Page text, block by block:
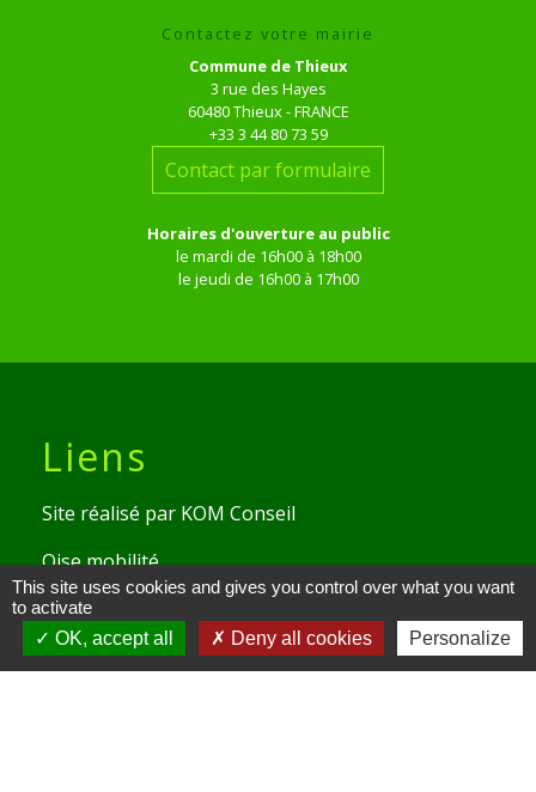
Contactez votre mairie
Commune de Thieux
3 rue des Hayes
60480 Thieux - FRANCE
+33 3 44 80 73 59
Contact par formulaire
Horaires d'ouverture au public
le mardi de 16h00 à 18h00
le jeudi de 16h00 à 17h00
Liens
Site réalisé par KOM Conseil
Oise mobilité
Service Public
Communauté de Communes de
This site uses cookies and gives you control over what you want
to activate
OK, accept all
Deny all cookies Personalize